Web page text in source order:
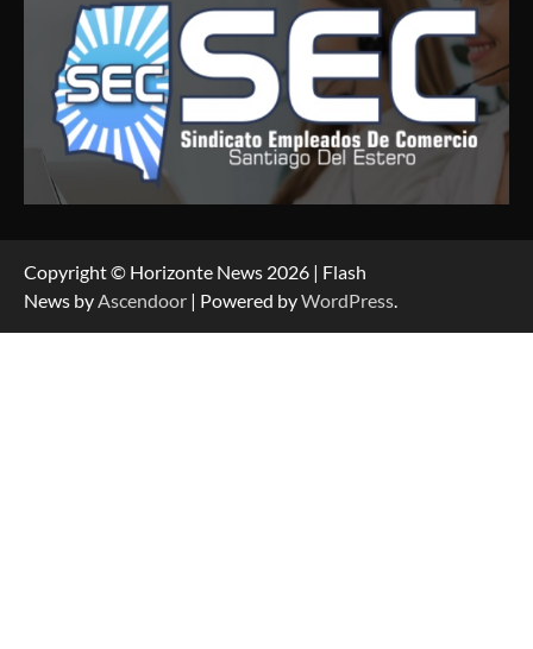
Copyright © Horizonte News 2026 | Flash
News byAscendoor | Powered byWordPress.